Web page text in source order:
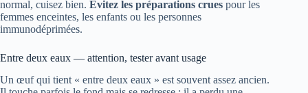
normal, cuisez bien. Évitez les préparations crues pour les
femmes enceintes, les enfants ou les personnes
immunodéprimées.
Entre deux eaux — attention, tester avant usage
Un œuf qui tient « entre deux eaux » est souvent assez ancien.